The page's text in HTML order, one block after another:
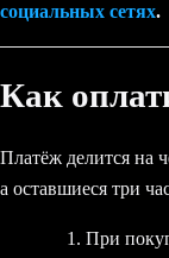
социальных сетях.
Как
Платёж делится на
а оставшиеся три
При